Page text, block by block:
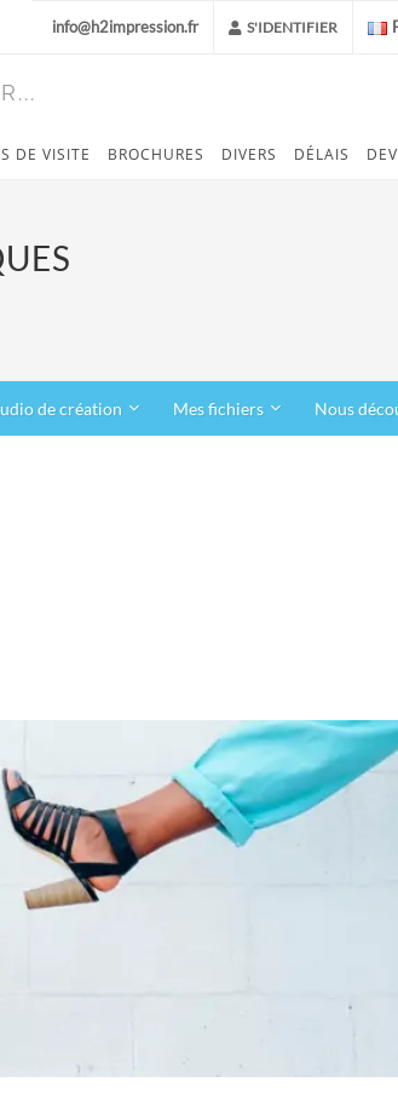
info@h2impression.fr S'IDENTIFIER
DE VISITE BROCHURES DIVERS DÉLAIS
de création Mes fichiers Nous